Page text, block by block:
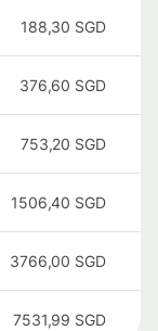
188,30 SGD
376,60 SGD
753,20 SGD
1506,40 SGD
3766,00 SGD
7531,99 SGD